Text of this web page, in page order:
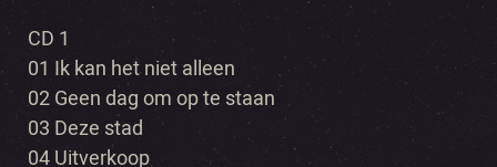
CD 1
01 Ik kan het niet alleen
02 Geen dag om op te staan
03 Deze stad
04 Uitverkoop